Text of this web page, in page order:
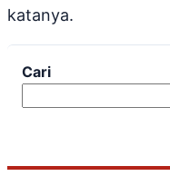
katanya.
Cari